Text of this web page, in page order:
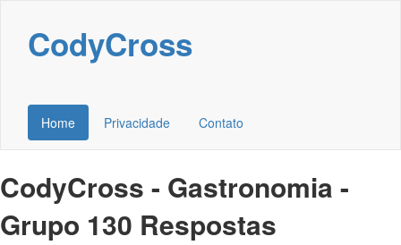
CodyCross
Home Privacidade Contato
CodyCross - Gastronomia -
Grupo 130 Respostas